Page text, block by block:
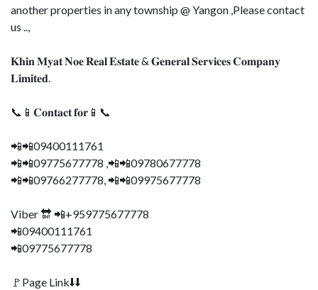
another properties in any township @ Yangon ,Please contact
us ..,
𝐊𝐡𝐢𝐧 𝐌𝐲𝐚𝐭 𝐍𝐨𝐞 𝐑𝐞𝐚𝐥 𝐄𝐬𝐭𝐚𝐭𝐞 & 𝐆𝐞𝐧𝐞𝐫𝐚𝐥 𝐒𝐞𝐫𝐯𝐢𝐜𝐞𝐬 𝐂𝐨𝐦𝐩𝐚𝐧𝐲
𝐋𝐢𝐦𝐢𝐭𝐞𝐝.
📞📱𝐂𝐨𝐧𝐭𝐚𝐜𝐭 𝐟𝐨𝐫📱📞
📲📲09400111761
📲📲09775677778 ,📲📲09780677778
📲📲09766277778, 📲📲09975677778
Viber 🔛 📲+959775677778
📲09400111761
📲09775677778
🚩Page Link⬇⬇